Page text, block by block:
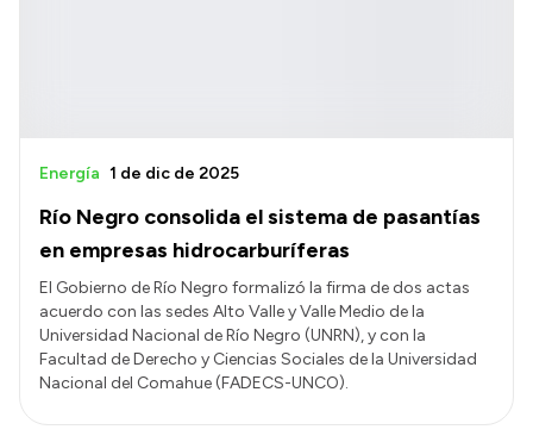
Río Negro consolida el sistema de pasantías
en empresas hidrocarburíferas
Energía 1 de dic de 2025
El Gobierno de Río Negro formalizó la firma de dos actas
acuerdo con las sedes Alto Valle y Valle Medio de la
Universidad Nacional de Río Negro (UNRN), y con la
Facultad de Derecho y Ciencias Sociales de la Universidad
Nacional del Comahue (FADECS-UNCO).